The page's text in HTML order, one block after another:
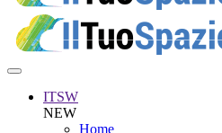
ITSW
NEW
Home